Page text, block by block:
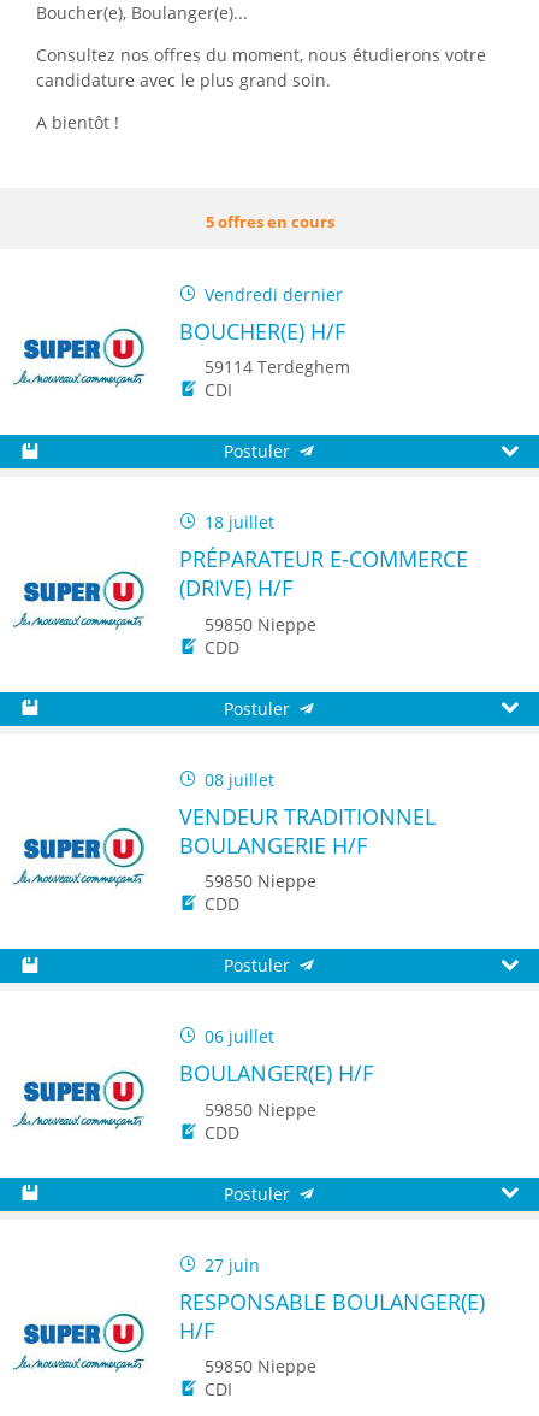
Boucher(e), Boulanger(e)...
Consultez nos offres du moment, nous étudierons votre
candidature avec le plus grand soin.
A bientôt !
5 offres en cours
Vendredi dernier
BOUCHER(E) H/F
59114 Terdeghem
CDI
Postuler
18 juillet
PRÉPARATEUR E-COMMERCE
(DRIVE) H/F
59850 Nieppe
CDD
Postuler
08 juillet
VENDEUR TRADITIONNEL
BOULANGERIE H/F
59850 Nieppe
CDD
Postuler
06 juillet
BOULANGER(E) H/F
59850 Nieppe
CDD
Postuler
27 juin
RESPONSABLE BOULANGER(E)
H/F
59850 Nieppe
CDI